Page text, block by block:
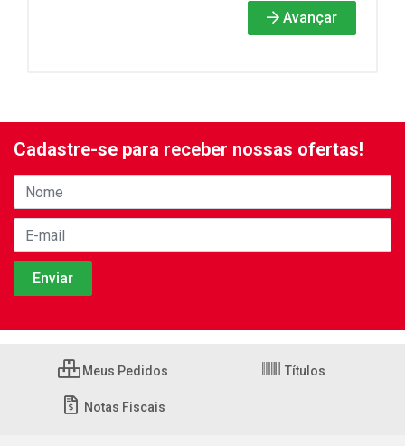
Avançar
Cadastre-se para receber nossas ofertas!
Meus Pedidos Títulos
Notas Fiscais